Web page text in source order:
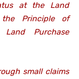
at the Land
the Principle of
Purchase
small claims